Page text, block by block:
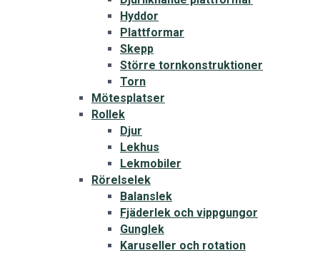
Hyddor
Plattformar
Skepp
Större tornkonstruktioner
Torn
Mötesplatser
Rollek
Djur
Lekhus
Lekmobiler
Rörelselek
Balanslek
Fjäderlek och vippgungor
Gunglek
Karuseller och rotation